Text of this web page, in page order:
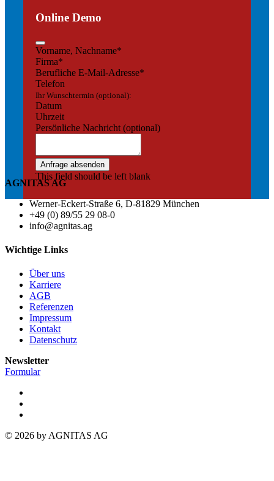
Online Demo
Vorname, Nachname*
Firma*
Berufliche E-Mail-Adresse*
Telefon
Ihr Wunschtermin (optional):
Datum
Uhrzeit
Persönliche Nachricht (optional)
Anfrage absenden
This field should be left blank
AGNITAS AG
Werner-Eckert-Straße 6, D-81829 München
+49 (0) 89/55 29 08-0
info@agnitas.ag
Wichtige Links
Über uns
Karriere
AGB
Referenzen
Impressum
Kontakt
Datenschutz
Newsletter
Formular
© 2026 by AGNITAS AG